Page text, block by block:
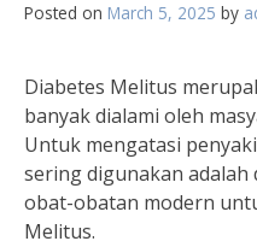
Posted on March 5, 2025 by
Diabetes Melitus
banyak dialami oleh
Untuk mengatasi
sering digunakan
obat-obatan modern
Melitus.